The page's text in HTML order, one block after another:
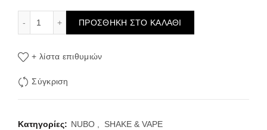
ΠΡΟΣΘΉΚΗ ΣΤΟ ΚΑΛΆΘΙ
+ λίστα επιθυμιών
Σύγκριση
Κατηγορίες: NUBO , SHAKE & VAPE